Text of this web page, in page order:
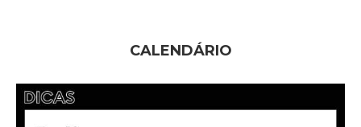
CALENDÁRIO